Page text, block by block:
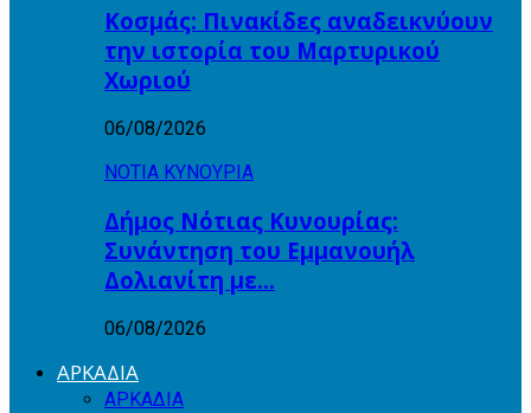
Κοσμάς: Πινακίδες αναδεικνύουν
την ιστορία του Μαρτυρικού
Χωριού
06/08/2026
ΝΟΤΙΑ ΚΥΝΟΥΡΙΑ
Δήμος Νότιας Κυνουρίας:
Συνάντηση του Εμμανουήλ
Δολιανίτη με…
06/08/2026
ΑΡΚΑΔΙΑ
ΑΡΚΑΔΙΑ